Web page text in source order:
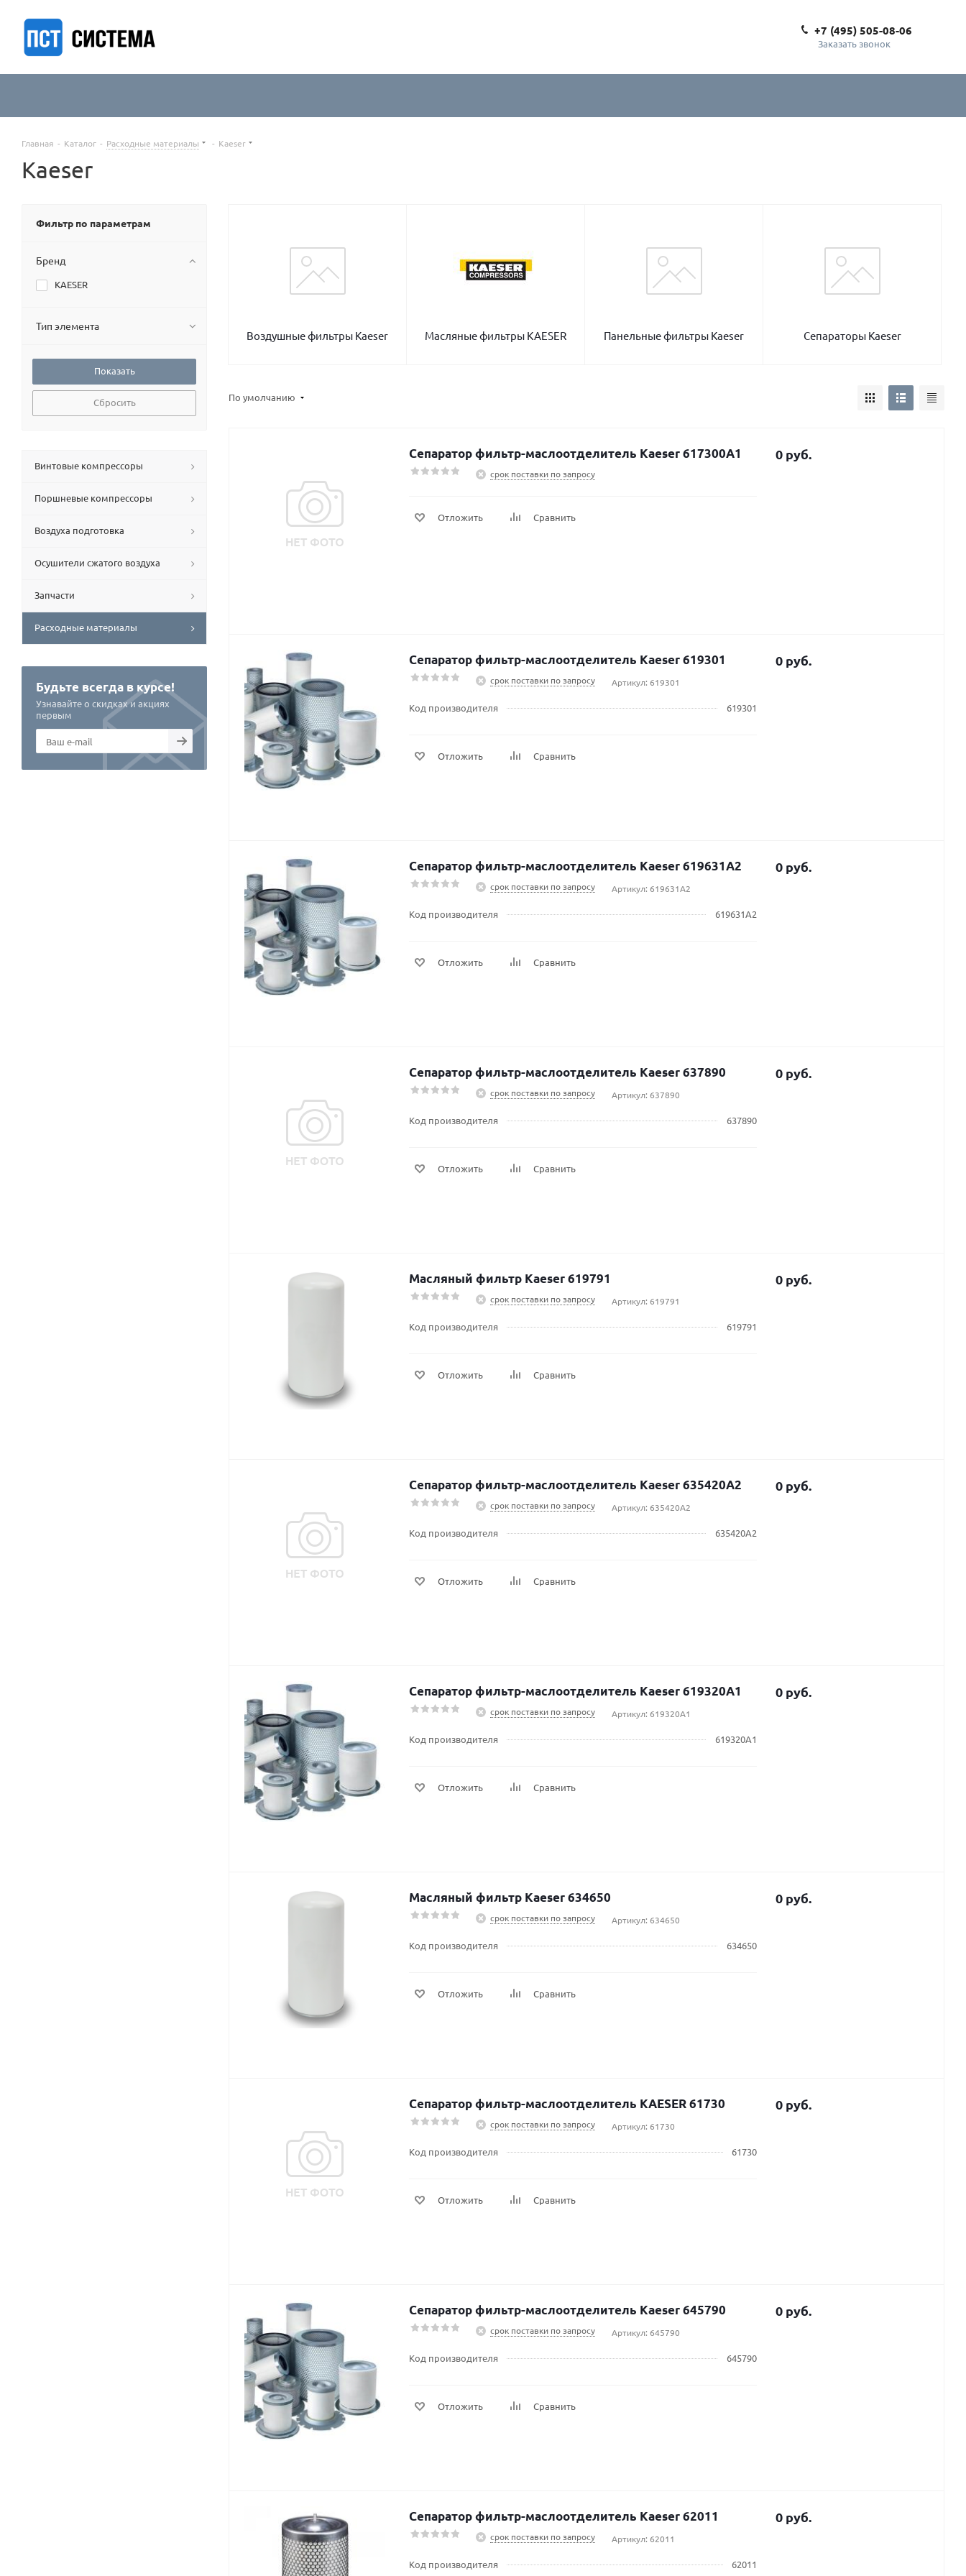
+7 (495) 505-08-06
Заказать звонок
Главная - Каталог - Расходные материалы - Kaeser
Kaeser
Воздушные фильтры Kaeser Масляные фильтры KAESER Панельные фильтры Kaeser Сепараторы Kaeser
По умолчанию
Сепаратор фильтр-маслоотделитель Kaeser 617300A1
срок поставки по запросу
Отложить Сравнить
0 руб.
Сепаратор фильтр-маслоотделитель Kaeser 619301
срок поставки по запросу Артикул: 619301
Код производителя 619301
Отложить Сравнить
0 руб.
Сепаратор фильтр-маслоотделитель Kaeser 619631A2
срок поставки по запросу Артикул: 619631A2
Код производителя 619631A2
Отложить Сравнить
0 руб.
Сепаратор фильтр-маслоотделитель Kaeser 637890
срок поставки по запросу Артикул: 637890
Код производителя 637890
Отложить Сравнить
0 руб.
Масляный фильтр Kaeser 619791
срок поставки по запросу Артикул: 619791
Код производителя 619791
Отложить Сравнить
0 руб.
Сепаратор фильтр-маслоотделитель Kaeser 635420A2
срок поставки по запросу Артикул: 635420A2
Код производителя 635420A2
Отложить Сравнить
0 руб.
Сепаратор фильтр-маслоотделитель Kaeser 619320A1
срок поставки по запросу Артикул: 619320A1
Код производителя 619320A1
Отложить Сравнить
0 руб.
Масляный фильтр Kaeser 634650
срок поставки по запросу Артикул: 634650
Код производителя 634650
Отложить Сравнить
0 руб.
Сепаратор фильтр-маслоотделитель KAESER 61730
срок поставки по запросу Артикул: 61730
Код производителя 61730
Отложить Сравнить
0 руб.
Сепаратор фильтр-маслоотделитель Kaeser 645790
срок поставки по запросу Артикул: 645790
Код производителя 645790
Отложить Сравнить
0 руб.
Сепаратор фильтр-маслоотделитель Kaeser 62011
срок поставки по запросу Артикул: 62011
Код производителя 62011
0 руб.
Фильтр по параметрам
Бренд
KAESER
Тип элемента
Сбросить
Винтовые компрессоры
Поршневые компрессоры
Воздуха подготовка
Осушители сжатого воздуха
Запчасти
Расходные материалы
Будьте всегда в курсе!
Узнавайте о скидках и акциях
первым